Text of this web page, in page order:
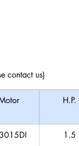
contact us)
H.P.
1.5